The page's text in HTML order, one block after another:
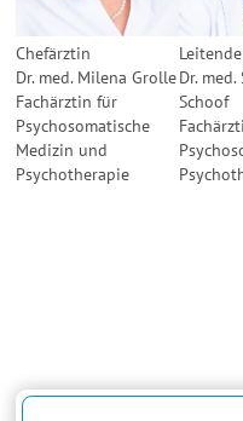
Chefärztin
Dr. med. Milena Grolle
Fachärztin für
Psychosomatische
Medizin und
Psychotherapie
Dr.
Schoof